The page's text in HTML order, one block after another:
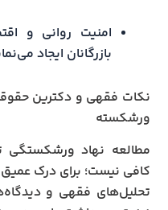
امنیت روانی و
بازرگانان ایجاد
نکات فقهی و دکترین
ورشکسته
مطالعه نهاد ورشکستگی
کافی نیست؛ برای درک
تحلیل‌های فقهی و